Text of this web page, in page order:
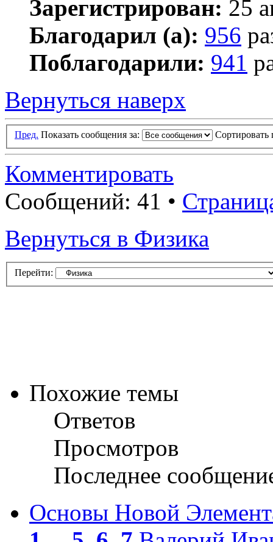
Зарегистрирован: 25
Благодарил (а): 956
Поблагодарили: 941
Вернуться наверх
Пред. Показать сообщения за: Сортировать
Комментировать
Сообщений: 41 •
Вернуться в Физика
Перейти:
Похожие темы
Ответов
Просмотров
Последнее
Основы Новой